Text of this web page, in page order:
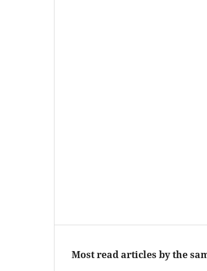
Most read articles by the